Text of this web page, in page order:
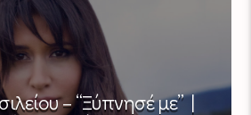
– “Ξύπνησέ με” |